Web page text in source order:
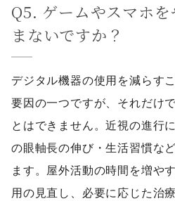
Q5. ゲームやスマホ
まないですか？
デジタル機器の使用を減らす
要因の一つですが、それだけ
とはできません。近視の進行
の眼軸長の伸び・生活習慣な
ます。屋外活動の時間を増や
用の見直し、必要に応じた治